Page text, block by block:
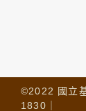
©2022 國立
1830｜